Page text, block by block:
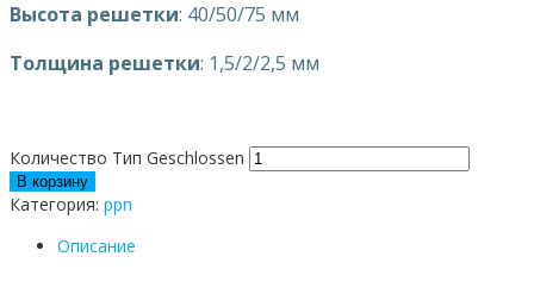
Высота решетки: 40/50/75 мм
Толщина решетки: 1,5/2/2,5 мм
Количество Тип Geschlossen
В корзину
Категория: ppn
Описание